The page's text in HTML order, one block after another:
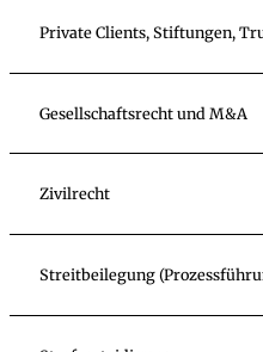
Private Clients, Stiftungen,
Gesellschaftsrecht und M&A
Zivilrecht
Streitbeilegung